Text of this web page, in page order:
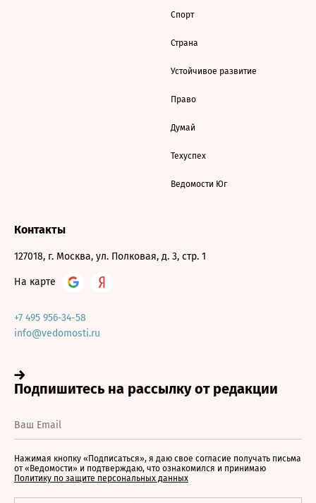
Спорт
Страна
Устойчивое развитие
Право
Думай
Техуспех
Ведомости Юг
Контакты
127018, г. Москва, ул. Полковая, д. 3, стр. 1
На карте
+7 495 956-34-58
info@vedomosti.ru
Нажимая кнопку «Подписаться», я даю свое согласие получать письма
от «Ведомости» и подтверждаю, что ознакомился и принимаю
Политику по защите персональных данных